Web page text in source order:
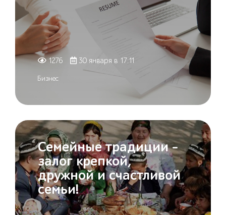
1276 30 января в 17:11
Бизнес
Семейные традиции –
залог крепкой,
дружной и счастливой
семьи!